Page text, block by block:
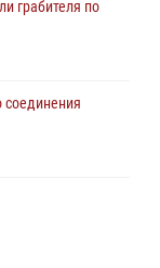
грабителя по
соединения